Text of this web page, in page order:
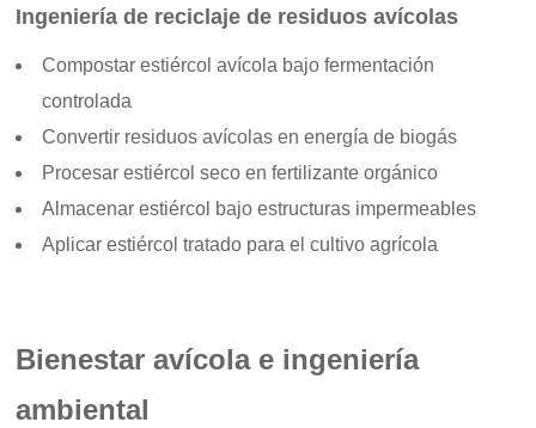
Ingeniería de reciclaje de residuos avícolas
Compostar estiércol avícola bajo fermentación
controlada
Convertir residuos avícolas en energía de biogás
Procesar estiércol seco en fertilizante orgánico
Almacenar estiércol bajo estructuras impermeables
Aplicar estiércol tratado para el cultivo agrícola
Bienestar avícola e ingeniería
ambiental